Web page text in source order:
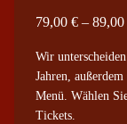
79,00 € – 89,00
Wir
Jahren,
Menü. Wählen
Tickets.